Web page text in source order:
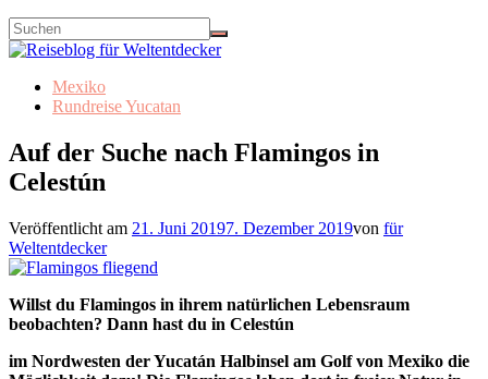
Mexiko
Rundreise Yucatan
Auf der Suche nach Flamingos in
Celestún
Veröffentlicht am 21. Juni 20197. Dezember 2019von für
Weltentdecker
Willst du Flamingos in ihrem natürlichen Lebensraum
beobachten? Dann hast du in Celestún
im Nordwesten der Yucatán Halbinsel am Golf von Mexiko die